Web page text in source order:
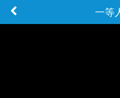
一等